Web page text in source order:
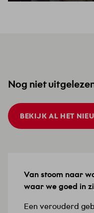
Nog niet
BEKIJK AL HET
15 JULI 2026
Van stoom naar
waar we goed in
Een verouderd